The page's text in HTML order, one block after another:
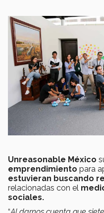
Unreasonable México
emprendimiento para
estuvieran buscando
relacionadas con el
sociales.